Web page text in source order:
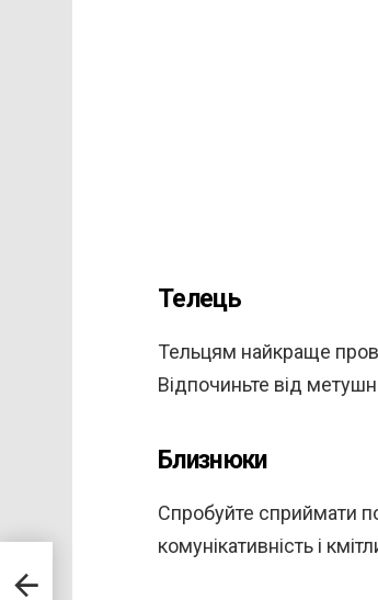
Телець
Тельцям найкраще
Відпочиньте від
Близнюки
Спробуйте сприймати
комунікативність і